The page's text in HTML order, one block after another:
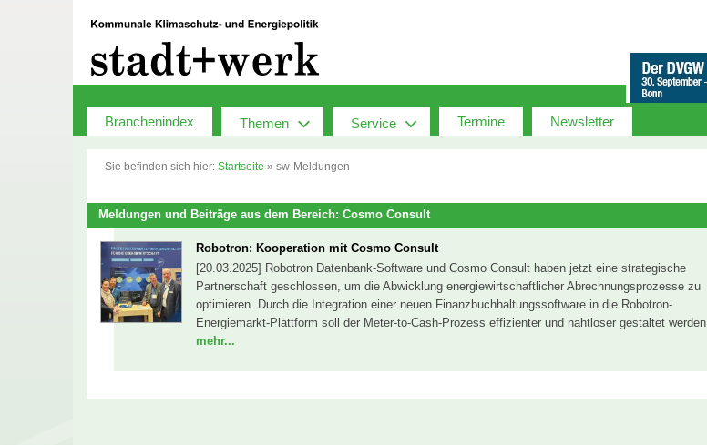
Branchenindex Themen Service Termine Newsletter
Sie befinden sich hier: Startseite » sw-Meldungen
Meldungen und Beiträge aus dem Bereich: Cosmo Consult
Robotron: Kooperation mit Cosmo Consult
[20.03.2025] Robotron Datenbank-Software und Cosmo Consult haben jetzt eine strategische
Partnerschaft geschlossen, um die Abwicklung energiewirtschaftlicher Abrechnungsprozesse zu
optimieren. Durch die Integration einer neuen Finanzbuchhaltungssoftware in die Robotron-
Energiemarkt-Plattform soll der Meter-to-Cash-Prozess effizienter und nahtloser gestaltet werden.
mehr...